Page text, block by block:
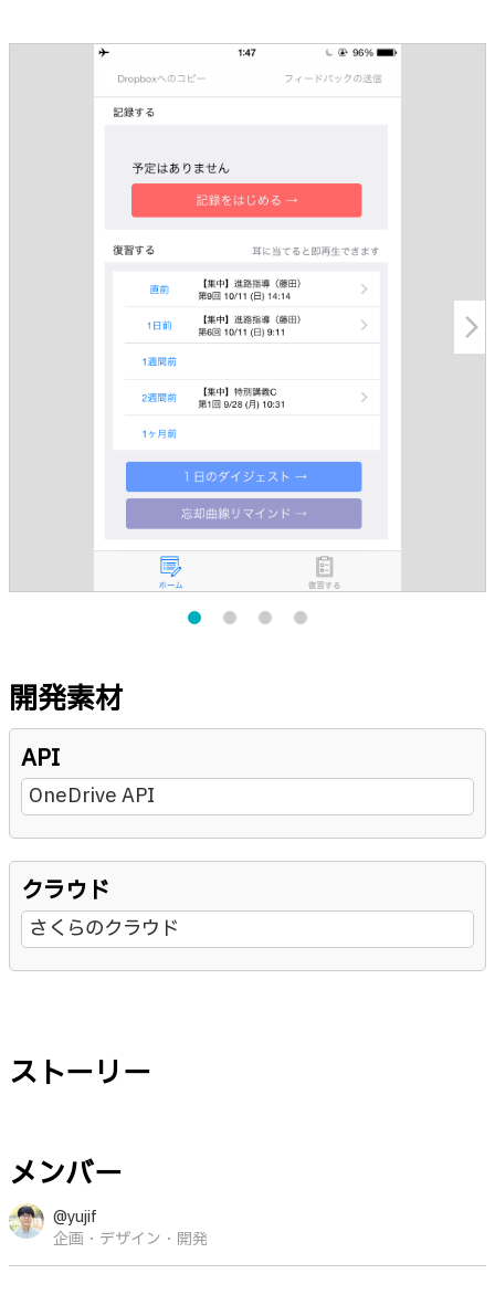
arrow_forward_ios
開発素材
API
OneDrive API
クラウド
さくらのクラウド
ストーリー
メンバー
@yujif
企画・デザイン・開発